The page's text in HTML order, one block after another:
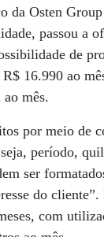
da Osten
passou a
de
16.990 ao
mês.
por meio de
período,
ser
do
com